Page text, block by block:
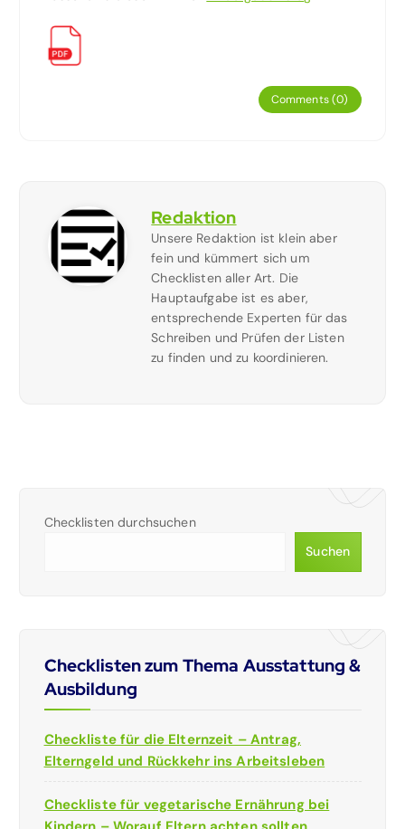
Comments (0)
Redaktion
Unsere Redaktion ist klein aber
fein und kümmert sich um
Checklisten aller Art. Die
Hauptaufgabe ist es aber,
entsprechende Experten für das
Schreiben und Prüfen der Listen
zu finden und zu koordinieren.
Checklisten durchsuchen
Suchen
Checklisten zum Thema Ausstattung &
Ausbildung
Checkliste für die Elternzeit – Antrag,
Elterngeld und Rückkehr ins Arbeitsleben
Checkliste für vegetarische Ernährung bei